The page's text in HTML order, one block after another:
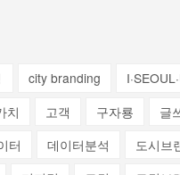
city branding
치 고객 구자룡
글
터 데이터분석
도시브